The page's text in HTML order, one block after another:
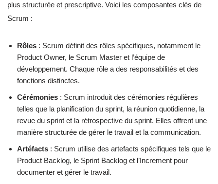
plus structurée et prescriptive. Voici les composantes clés de
Scrum :
Rôles : Scrum définit des rôles spécifiques, notamment le
Product Owner, le Scrum Master et l’équipe de
développement. Chaque rôle a des responsabilités et des
fonctions distinctes.
Cérémonies : Scrum introduit des cérémonies régulières
telles que la planification du sprint, la réunion quotidienne, la
revue du sprint et la rétrospective du sprint. Elles offrent une
manière structurée de gérer le travail et la communication.
Artéfacts : Scrum utilise des artefacts spécifiques tels que le
Product Backlog, le Sprint Backlog et l’Increment pour
documenter et gérer le travail.